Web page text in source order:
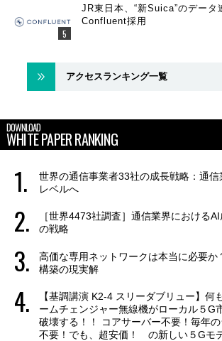
JR東日本、“新Suica”のデータ
Confluent採用
アクセスランキング一覧
DOWNLOAD
WHITE PAPER RANKING
世界の通信事業者33社の成長戦略：通
レベルへ
［世界4473社調査］通信業界における
の戦略
高価な専用ネットワークは本当に必要か
構築の現実解
【基調講演 K2-4 スリーダブリュー】何
ームチェンジャー無線機がローカル５G
破壊する！！ コアサーバー不要！毎年
不要！でも、超安価！ の新しい５Gモ